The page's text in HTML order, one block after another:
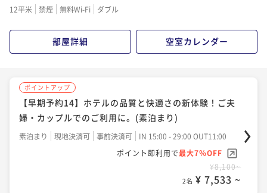
12平米 禁煙 無料Wi-Fi ダブル
部屋詳細 空室カレンダー
ポイントアップ
【早期予約14】ホテルの品質と快適さの新体験！ご夫
婦・カップルでのご利用に。(素泊まり)
素泊まり 現地決済可 事前決済可
IN 15:00 - 29:00 OUT11:00
ポイント即利用で最大7％OFF
¥8,100~
2名 ¥ 7,533 ~